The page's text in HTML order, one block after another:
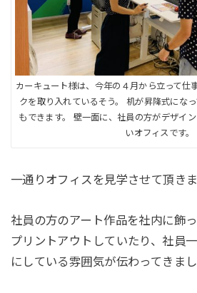
カーキュート様は、今年の４月から立って仕
クを取り入れているそう。 机が昇降式にな
もできます。 壁一面に、社員の方がデザイ
いオフィスです。
一通りオフィスを見学させて頂きま
社員の方のアート作品を社内に飾
プリントアウトしていたり、社員
にしている雰囲気が伝わってきまし